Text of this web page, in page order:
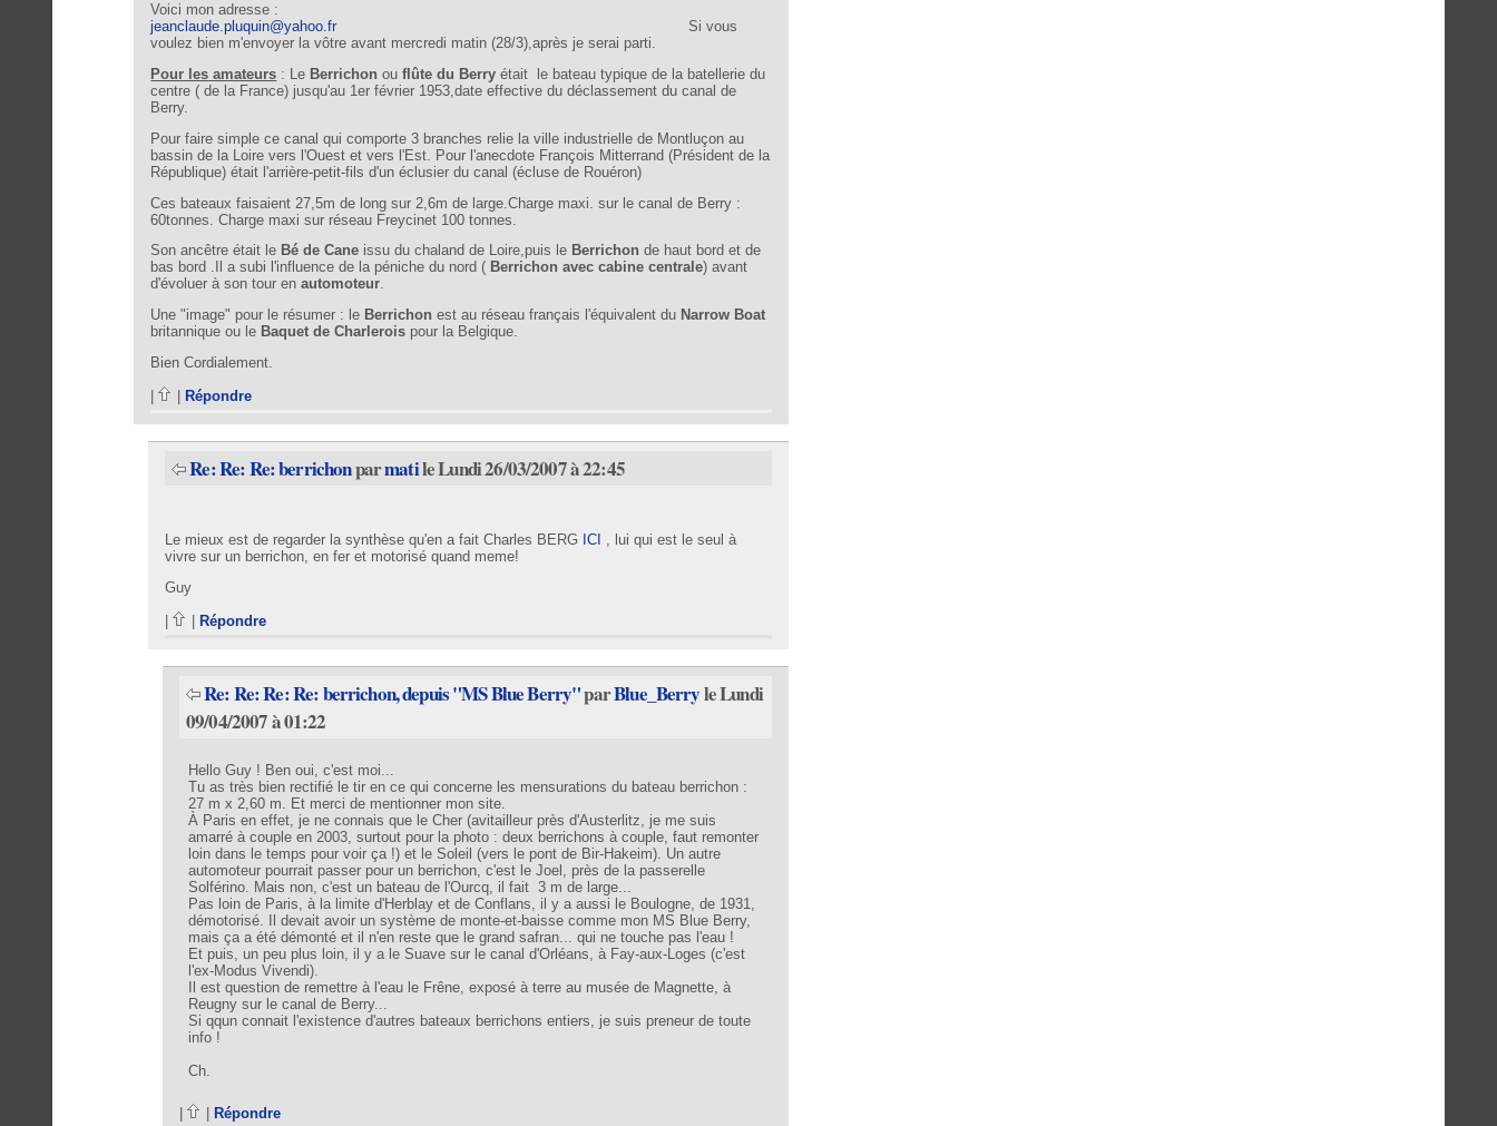
Voici mon adresse :
jeanclaude.pluquin@yahoo.fr Si vous
voulez bien m'envoyer la vôtre avant mercredi matin (28/3),après je serai parti.
Pour les amateurs : Le Berrichon ouflûte du Berry était le bateau typique de la batellerie du
centre ( de la France) jusqu'au 1er février 1953,date effective du déclassement du canal de
Berry.
Pour faire simple ce canal qui comporte 3 branches relie la ville industrielle de Montluçon au
bassin de la Loire vers l'Ouest et vers l'Est. Pour l'anecdote François Mitterrand (Président de la
République) était l'arrière-petit-fils d'un éclusier du canal (écluse de Rouéron)
Ces bateaux faisaient 27,5m de long sur 2,6m de large.Charge maxi. sur le canal de Berry :
60tonnes. Charge maxi sur réseau Freycinet 100 tonnes.
Son ancêtre était le Bé de Cane issu du chaland de Loire,puis le Berrichonde haut bord et de
bas bord .Il a subi l'influence de la péniche du nord ( Berrichon avec cabine centrale) avant
d'évoluer à son tour enautomoteur.
Une "image" pour le résumer : le Berrichon est au réseau français l'équivalent du Narrow Boat
britannique ou le Baquet de Charlerois pour la Belgique.
Bien Cordialement.
|
Répondre
Re: Re: Re: berrichonparmatile Lundi 26/03/2007 à 22:45
Le mieux est de regarder la synthèse qu'en a fait Charles BERG ICI , lui qui est le seul à
vivre sur un berrichon, en fer et motorisé quand meme!
Guy
|
Répondre
Re: Re: Re: Re: berrichon, depuis "MS Blue Berry"parBlue_Berryle Lundi
09/04/2007 à 01:22
Hello Guy ! Ben oui, c'est moi...
Tu as très bien rectifié le tir en ce qui concerne les mensurations du bateau berrichon :
27 m x 2,60 m. Et merci de mentionner mon site.
À Paris en effet, je ne connais que le Cher (avitailleur près d'Austerlitz, je me suis
amarré à couple en 2003, surtout pour la photo : deux berrichons à couple, faut remonter
loin dans le temps pour voir ça !) et le Soleil (vers le pont de Bir-Hakeim). Un autre
automoteur pourrait passer pour un berrichon, c'est le Joel, près de la passerelle
Solférino. Mais non, c'est un bateau de l'Ourcq, il fait 3 m de large...
Pas loin de Paris, à la limite d'Herblay et de Conflans, il y a aussi le Boulogne, de 1931,
démotorisé. Il devait avoir un système de monte-et-baisse comme mon MS Blue Berry,
mais ça a été démonté et il n'en reste que le grand safran... qui ne touche pas l'eau !
Et puis, un peu plus loin, il y a le Suave sur le canal d'Orléans, à Fay-aux-Loges (c'est
l'ex-Modus Vivendi).
Il est question de remettre à l'eau le Frêne, exposé à terre au musée de Magnette, à
Reugny sur le canal de Berry...
Si qqun connait l'existence d'autres bateaux berrichons entiers, je suis preneur de toute
info !
Ch.
| | Répondre